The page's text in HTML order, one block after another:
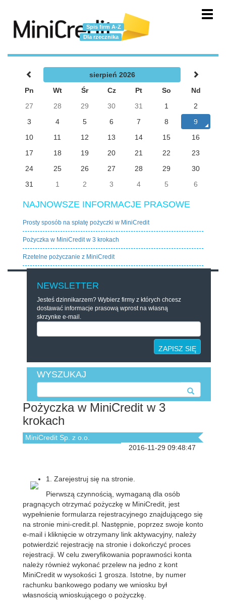
Spis firm A-Z
Dla rzecznika
sierpień 2026
Pn
Wt Śr Cz Pt So
Nd
27
28 29 30 31 1
2
3
4 5 6 7 8
9
10
11 12 13 14 15
16
17
18 19 20 21 22
23
24
25 26 27 28 29
30
31
1 2 3 4 5 6
NAJNOWSZE INFORMACJE PRASOWE
Prosty sposób na spłatę pożyczki w MiniCredit
Pożyczka w MiniCredit w 3 krokach
Rzetelne pożyczanie z MiniCredit
NEWSLETTER
Jesteś dzinnikarzem? Wybierz firmy z których chcesz
dostawać informacje prasową wprost na własną
skrzynke e-mail.
ZAPISZ SIĘ
WYSZUKAJ
Pożyczka w MiniCredit w 3
krokach
MiniCredit Sp. z o.o.
2016-11-29 09:48:47
1. Zarejestruj się na stronie.
Pierwszą czynnością, wymaganą dla osób
pragnących otrzymać pożyczkę w MiniCredit, jest
wypełnienie formularza rejestracyjnego znajdującego się
na stronie mini-credit.pl. Następnie, poprzez swoje konto
e-mail i kliknięcie w otrzymany link aktywacyjny, należy
potwierdzić rejestrację na stronie i dokończyć proces
rejestracji. W celu zweryfikowania poprawności konta
należy również wykonać przelew na jedno z kont
MiniCredit w wysokości 1 grosza. Istotne, by numer
rachunku bankowego podany we wniosku był
własnością wnioskującego o pożyczkę.